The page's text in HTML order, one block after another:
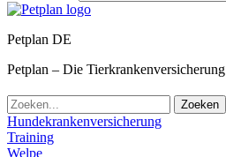
Petplan DE
Petplan – Die Tierkrankenversicherung
Zoeken
Hundekrankenversicherung
Training
Welpe